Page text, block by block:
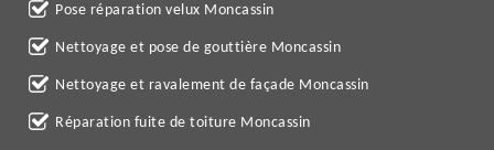
Pose réparation velux Moncassin
Nettoyage et pose de gouttière Moncassin
Nettoyage et ravalement de façade Moncassin
Réparation fuite de toiture Moncassin